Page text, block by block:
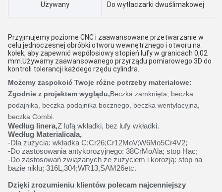
Używany Do wytłaczarki dwuślimakowej
Przyjmujemy poziome CNC i zaawansowane przetwarzanie w
celu jednoczesnej obróbki otworu wewnętrznego i otworu na
kołek, aby zapewnić współosiowy stopień lufy w granicach 0,02
mm.Używamy zaawansowanego przyrządu pomiarowego 3D do
kontroli tolerancji każdego rzędu cylindra.
Możemy zaspokoić Twoje różne potrzeby materiałowe:
Zgodnie z projektem wyglądu,Beczka zamknięta, beczka
podajnika, beczka podajnika bocznego, beczka wentylacyjna,
beczka Combi.
Według linera,Z lufą wkładki, bez lufy wkładki.
Według Materialicala,
-Dla zużycia: wkładka C;Cr26;Cr12MoV;W6Mo5Cr4V2;
-Do zastosowania antykorozyjnego: 38CrMoAla; stop Hac;
-Do zastosowań związanych ze zużyciem i korozją: stop na
bazie niklu; 316L,304;WR13,SAM26etc.
Dzięki zrozumieniu klientów polecam najcenniejszy